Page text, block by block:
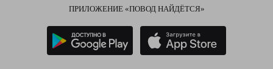
ПРИЛОЖЕНИЕ «ПОВОД НАЙДЁТСЯ»